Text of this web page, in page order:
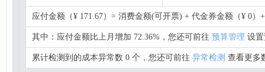
应付金额（¥ 171.67）= 消费金额(可开票) + 代金券金额（¥ 0）
其中：应付金额比上月增加 72.36%，您还可前往 预算管理 设
累计检测到的成本异常数 0 个，您还可前往 异常检测 查看更多